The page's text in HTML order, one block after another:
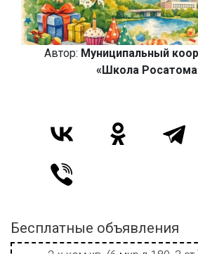
Автор: Муниципальный
«Школа
Бесплатные объявления